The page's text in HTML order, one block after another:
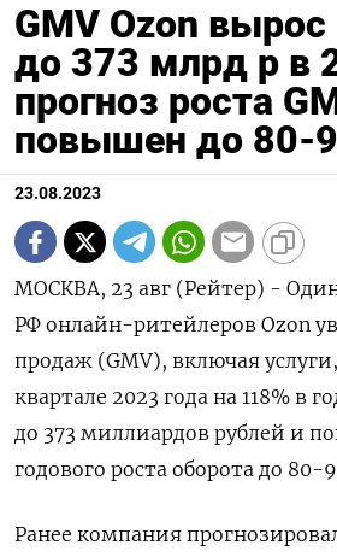
GMV Ozon вырос
до 373 млрд р в
прогноз роста
повышен до 80-
23.08.2023
МОСКВА, 23 авг (Рейтер) -
РФ онлайн-ритейлеров Ozon
продаж (GMV), включая
квартале 2023 года на 118% в
до 373 миллиардов рублей и
годового роста оборота до 80-
Ранее компания